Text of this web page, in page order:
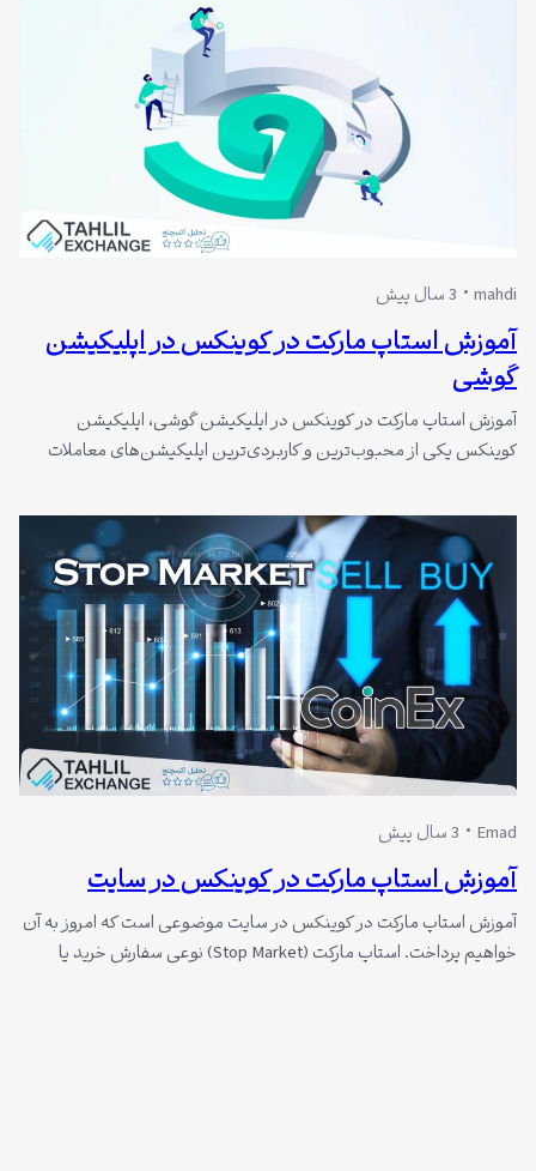
mahdi 3 سال پیش
آموزش استاپ مارکت در کوینکس در اپلیکیشن
گوشی
آموزش استاپ مارکت در کوینکس در اپلیکیشن گوشی، اپلیکیشن
کوینکس یکی از محبوب‌ترین و کاربردی‌ترین اپلیکیشن‌های معاملات
معامله‌گران و سرمایه‌گذاران حرفه‌ای و تازه‌کار است. یکی از بهترین
قابلیت‌های اپلیکیشن کوینکس، امکان استفاده از «استاپ مارکت» برای
مدیریت بهتر ریسک معاملات است. با استفاده از استاپ…
Emad 3 سال پیش
آموزش استاپ مارکت در کوینکس در سایت
آموزش استاپ مارکت در کوینکس در سایت موضوعی است که امروز به آن
خواهیم پرداخت. استاپ مارکت (Stop Market) نوعی سفارش خرید یا